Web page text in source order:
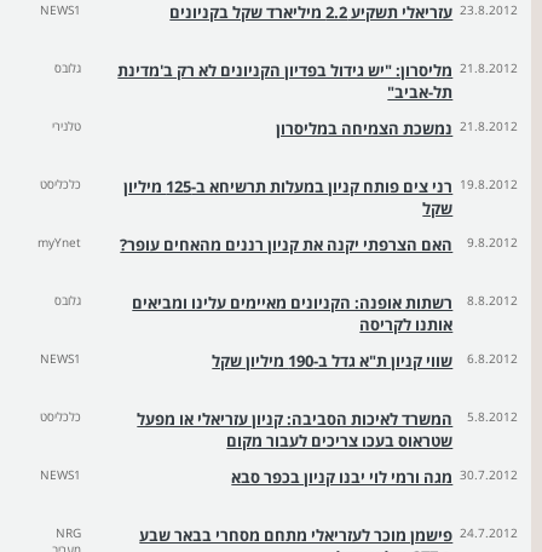
23.8.2012 עזריאלי תשקיע 2.2 מיליארד שקל בקניונים NEWS1
21.8.2012 מליסרון: "יש גידול בפדיון הקניונים לא רק ב'מדינת
תל-אביב"
גלובס
21.8.2012 נמשכת הצמיחה במליסרון טלנירי
19.8.2012
רני צים פותח קניון במעלות תרשיחא ב-125 מיליון
שקל
כלכליסט
9.8.2012 האם הצרפתי יקנה את קניון רננים מהאחים עופר? myYnet
8.8.2012
רשתות אופנה: הקניונים מאיימים עלינו ומביאים
אותנו לקריסה
גלובס
6.8.2012 שווי קניון ת"א גדל ב-190 מיליון שקל NEWS1
5.8.2012
המשרד לאיכות הסביבה: קניון עזריאלי או מפעל
שטראוס בעכו צריכים לעבור מקום
כלכליסט
30.7.2012 מגה ורמי לוי יבנו קניון בכפר סבא NEWS1
24.7.2012 פישמן מוכר לעזריאלי מתחם מסחרי בבאר שבע
NRG